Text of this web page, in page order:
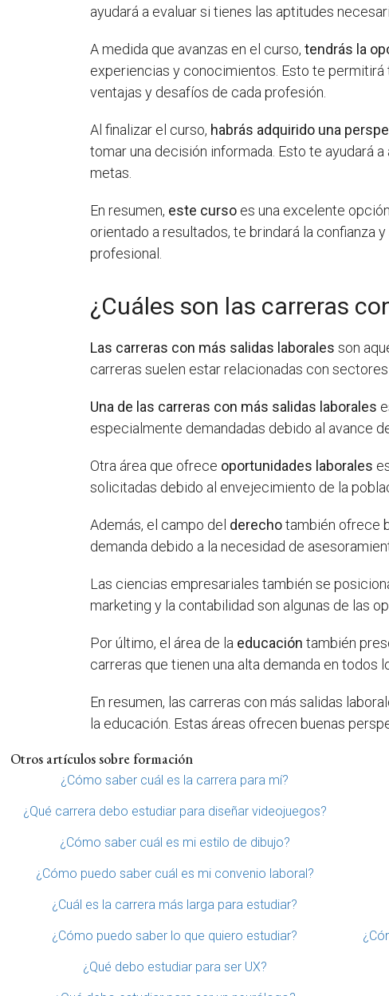
ayudará a evaluar si tienes las aptitudes
A medida que avanzas en el curso,tendrás la
experiencias y conocimientos. Esto te
ventajas y desafíos de cada profesión.
Al finalizar el curso, habrás adquirido una
tomar una decisión informada. Esto te ayudará
metas.
En resumen, este curso es una excelente
orientado a resultados, te brindará la confianza
profesional.
¿Cuáles son las carreras
Las carreras con más salidas laborales son
carreras suelen estar relacionadas con
Una de las carreras con más salidas laborales
especialmente demandadas debido al avance
Otra área que ofrece oportunidades laborales
solicitadas debido al envejecimiento de la
Además, el campo del derechotambién ofrece
demanda debido a la necesidad de
Las ciencias empresariales también se
marketing y la contabilidad son algunas de las
Por último, el área de la educación también
carreras que tienen una alta demanda en todos
En resumen, las carreras con más salidas
la educación. Estas áreas ofrecen buenas
Otros artículos sobre formación
¿Cómo saber cuál es la carrera para mí?
¿Qué carrera debo estudiar para diseñar videojuegos?
¿Cómo saber cuál es mi estilo de dibujo?
¿Cómo puedo saber cuál es mi convenio laboral?
¿Cuál es la carrera más larga para estudiar?
¿Cómo puedo saber lo que quiero estudiar?
¿Qué debo estudiar para ser UX?